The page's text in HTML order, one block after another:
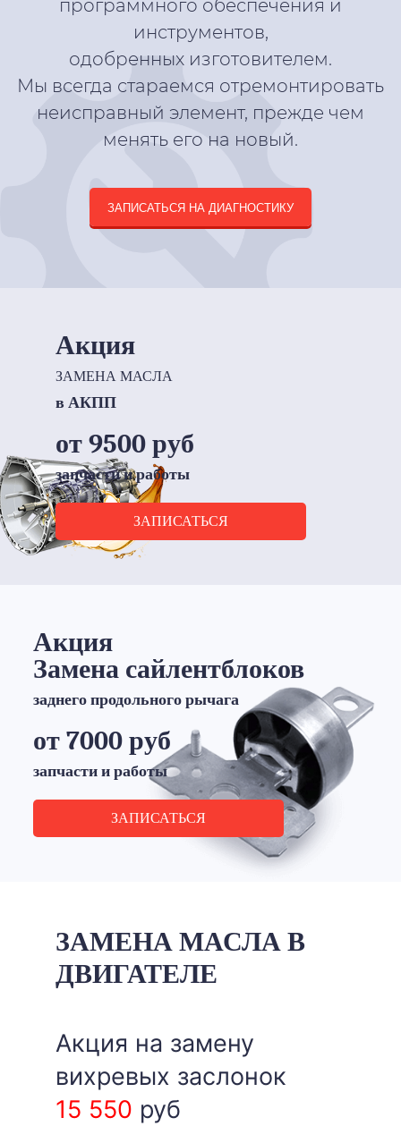
программного обеспечения и
инструментов,
одобренных изготовителем.
Мы всегда стараемся отремонтировать
неисправный элемент, прежде чем
менять его на новый.
ЗАПИСАТЬСЯ НА ДИАГНОСТИКУ
Акция
ЗАМЕНА МАСЛА
в АКПП
от 9500 руб
запчасти и работы
ЗАПИСАТЬСЯ
Акция
Замена сайлентблоков
заднего продольного рычага
от 7000 руб
запчасти и работы
ЗАПИСАТЬСЯ
ЗАМЕНА МАСЛА В
ДВИГАТЕЛЕ
Акция на замену
вихревых заслонок
15 550 руб